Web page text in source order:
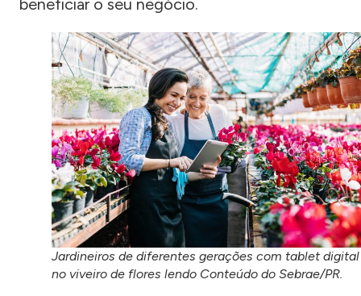
beneficiar o seu negócio.
Jardineiros de diferentes gerações com tablet digital
no viveiro de flores lendo Conteúdo do Sebrae/PR.